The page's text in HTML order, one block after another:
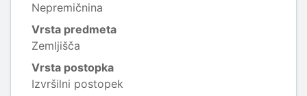
Nepremičnina
Vrsta predmeta
Zemljišča
Vrsta postopka
Izvršilni postopek